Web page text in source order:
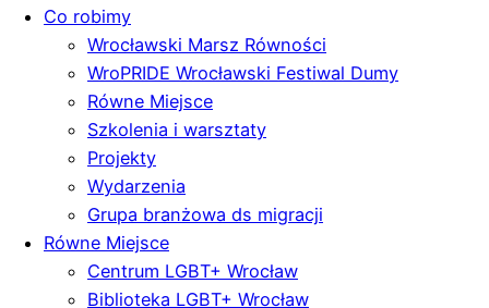
Co robimy
Wrocławski Marsz Równości
WroPRIDE Wrocławski Festiwal Dumy
Równe Miejsce
Szkolenia i warsztaty
Projekty
Wydarzenia
Grupa branżowa ds migracji
Równe Miejsce
Centrum LGBT+ Wrocław
Biblioteka LGBT+ Wrocław